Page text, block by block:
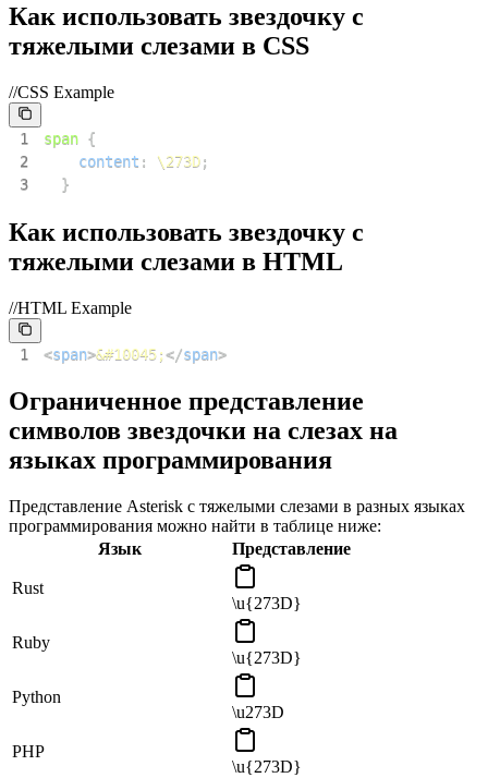
Как использовать звездочку с
тяжелыми слезами в CSS
//CSS Example
1 span {
2
content : \273D;
3
}
Как использовать звездочку с
тяжелыми слезами в HTML
//HTML Example
1 <span>&#10045;</span>
Ограниченное представление
символов звездочки на слезах на
языках программирования
Представление Asterisk с тяжелыми слезами в разных языках
программирования можно найти в таблице ниже:
Язык
Представление
Rust
\u{273D}
Ruby
\u{273D}
Python
\u273D
PHP
\u{273D}